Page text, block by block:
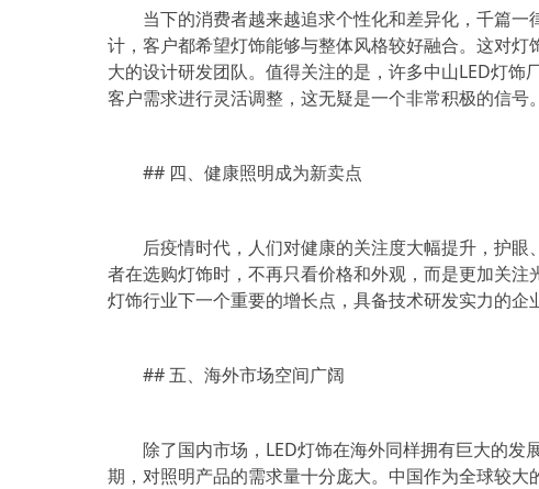
当下的消费者越来越追求个性化和差异化，千篇
计，客户都希望灯饰能够与整体风格较好融合。这对
大的设计研发团队。值得关注的是，许多中山LED灯
客户需求进行灵活调整，这无疑是一个非常积极的信号。
## 四、健康照明成为新卖点
后疫情时代，人们对健康的关注度大幅提升，护
者在选购灯饰时，不再只看价格和外观，而是更加关
灯饰行业下一个重要的增长点，具备技术研发实力的企
## 五、海外市场空间广阔
除了国内市场，LED灯饰在海外同样拥有巨大的
期，对照明产品的需求量十分庞大。中国作为全球较大